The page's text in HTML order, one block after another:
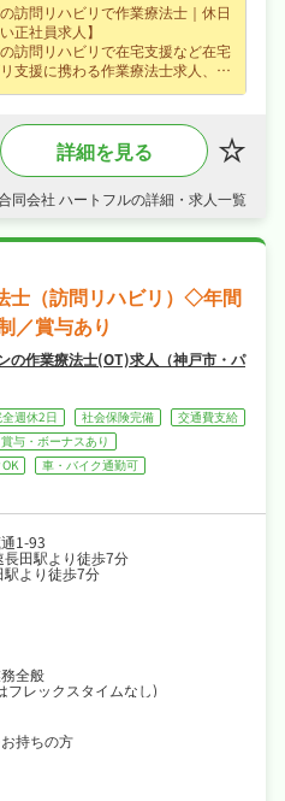
の訪問リハビリで作業療法士｜休日
正社員求人】
訪問リハビリで在宅支援など在宅
支援に携わる作業療法士求人、あ
で月給23〜36万円という好条件、
資格手当・住宅手当など各種手
りなど好待遇で、あなたの経験を正
で完全週休2日制・日曜・祝日休
始休暇など長期休暇も取りやすく
で、あなたの「働きたい」を全力
ます♪
詳細を見る
同会社 ハートフルの詳細・求人一覧
士（訪問リハビリ）◇年間
／賞与あり
の作業療法士(OT)求人（神戸市・パ
週休2日 社会保険完備
交通費支給
賞与・ボーナスあり
車・バイク通勤可
1-93
田駅より徒歩7分
より徒歩7分
全般
フレックスタイムなし)
持ちの方